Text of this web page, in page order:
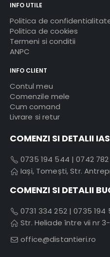
INFO UTILE
Politica de
Politica de cookies
Termeni si conditii
ANPC
INFO CLIENT
Contul meu
Comenzile mele
Cum comand
Livrare si retur
COMENZI SI DETALII
0735 194 544 |0742 782
Iași, Tomești, Str.
COMENZI SI DETALII
0731 334 252|0735 194
Str. Heliade între vii nr
office@distantieri.ro